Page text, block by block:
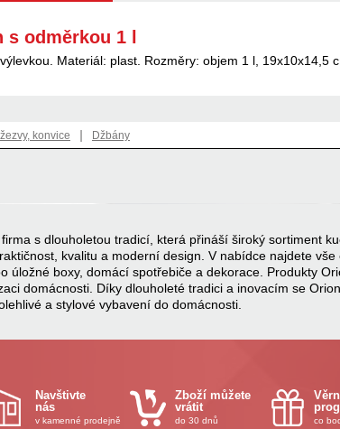
odměrkou 1 l
Materiál: plast. Rozměry: objem 1 l, 19x10x14,5
konvice | Džbány
s dlouholetou tradicí, která přináší široký sortiment
kvalitu a moderní design. V nabídce najdete
úložné boxy, domácí spotřebiče a dekorace. Produkty
domácnosti. Díky dlouholeté tradici a inovacím se
a stylové vybavení do domácnosti.
Navštivte
nás
v kamenné prodejně
Zboží můžete
vrátit
do 30 dnů co